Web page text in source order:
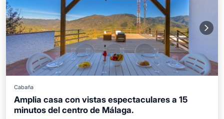
Cabaña
Amplia casa con vistas espectaculares a 15
minutos del centro de Málaga.